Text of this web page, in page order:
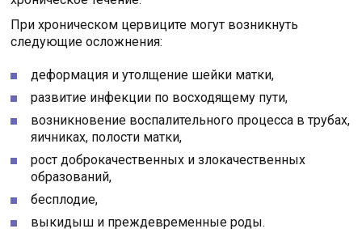
При хроническом цервиците могут возникнуть
следующие осложнения:
деформация и утолщение шейки матки,
развитие инфекции по восходящему пути,
возникновение воспалительного процесса в трубах,
яичниках, полости матки,
рост доброкачественных и злокачественных
образований,
бесплодие,
выкидыш и преждевременные роды.